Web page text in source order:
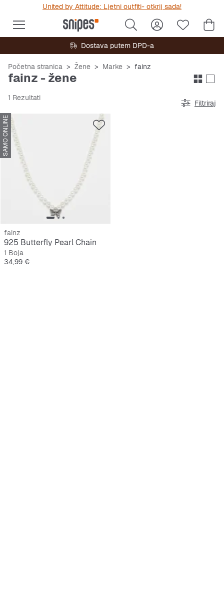
United by Attitude: Ljetni outfiti- otkrij sada!
Dostava putem DPD-a
Početna stranica Žene Marke fainz
fainz - žene
1 Rezultati
Filtriraj
SAMO ONLINE
fainz
925 Butterfly Pearl Chain
1 Boja
Cijena
34,99 €